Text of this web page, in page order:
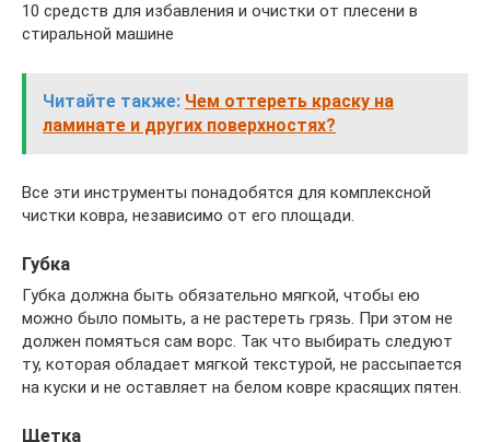
10 средств для избавления и очистки от плесени в
стиральной машине
Читайте также: Чем оттереть краску на
ламинате и других поверхностях?
Все эти инструменты понадобятся для комплексной
чистки ковра, независимо от его площади.
Губка
Губка должна быть обязательно мягкой, чтобы ею
можно было помыть, а не растереть грязь. При этом не
должен помяться сам ворс. Так что выбирать следуют
ту, которая обладает мягкой текстурой, не рассыпается
на куски и не оставляет на белом ковре красящих пятен.
Щетка